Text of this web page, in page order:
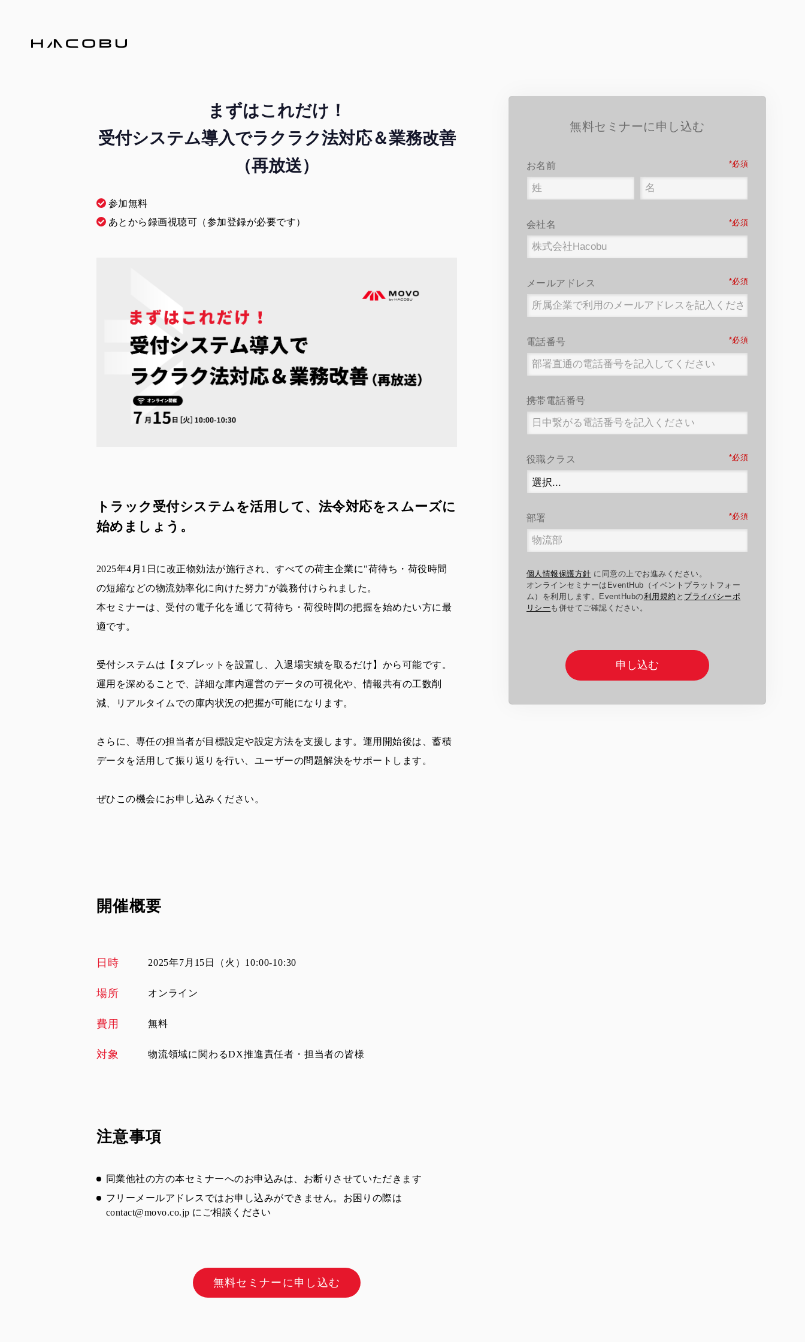
まずはこれだけ！
受付システム導入でラクラク法対応＆業務改善
（再放送）
参加無料
あとから録画視聴可（参加登録が必要です）
トラック受付システムを活用して、法令対応をスムーズに
始めましょう。
2025年4月1日に改正物効法が施行され、すべての荷主企業に"荷待ち・荷役時間
の短縮などの物流効率化に向けた努力"が義務付けられました。
本セミナーは、受付の電子化を通じて荷待ち・荷役時間の把握を始めたい方に最
適です。
受付システムは【タブレットを設置し、入退場実績を取るだけ】から可能です。
運用を深めることで、詳細な庫内運営のデータの可視化や、情報共有の工数削
減、リアルタイムでの庫内状況の把握が可能になります。
さらに、専任の担当者が目標設定や設定方法を支援します。運用開始後は、蓄積
データを活用して振り返りを行い、ユーザーの問題解決をサポートします。
ぜひこの機会にお申し込みください。
開催概要
日時 2025年7月15日（火）10:00-10:30
場所 オンライン
費用 無料
対象 物流領域に関わるDX推進責任者・担当者の皆様
注意事項
同業他社の方の本セミナーへのお申込みは、お断りさせていただきます
フリーメールアドレスではお申し込みができません。お困りの際は
contact@movo.co.jp にご相談ください
無料セミナーに申し込む
無料セミナーに申し込む
お名前 *
*
会社名
*
メールアドレス
*
電話番号
携帯電話番号
*
役職クラス
*
部署
個人情報保護方針 に同意の上でお進みください。
オンラインセミナーはEventHub（イベントプラットフォー
ム）を利用します。EventHubの利用規約 と プライバシーポ
リシー も併せてご確認ください。
申し込む